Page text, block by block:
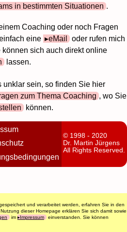
in bestimmten Situationen .
Coaching oder noch Fragen
eine
eMail
oder rufen mich
können sich auch direkt online
lassen.
unklar sein, so finden Sie hier
zum Thema Coaching , wo Sie
können.
© 1998 - 2020
Dr. Martin Jürgens
All Rights Reserved.
und verarbeitet werden, erfahren Sie in den
dieser Homepage erklären Sie sich damit sowie
im Impressum einverstanden. Sie können